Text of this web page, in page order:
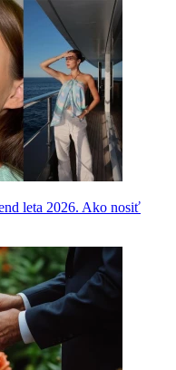
leta 2026. Ako nosiť